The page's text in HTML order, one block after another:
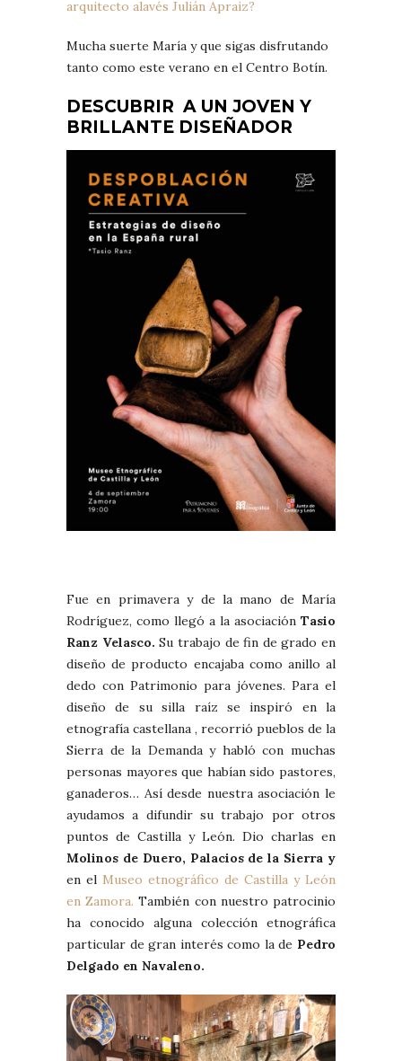
arquitecto alavés Julián Apraiz?
Mucha suerte María y que sigas disfrutando
tanto como este verano en el Centro Botín.
DESCUBRIR A UN JOVEN Y
BRILLANTE DISEÑADOR
Fue en primavera y de la mano de María
Rodríguez, como llegó a la asociación Tasio
Ranz Velasco. Su trabajo de fin de grado en
diseño de producto encajaba como anillo al
dedo con Patrimonio para jóvenes. Para el
diseño de su silla raíz se inspiró en la
etnografía castellana , recorrió pueblos de la
Sierra de la Demanda y habló con muchas
personas mayores que habían sido pastores,
ganaderos… Así desde nuestra asociación le
ayudamos a difundir su trabajo por otros
puntos de Castilla y León. Dio charlas en
Molinos de Duero, Palacios de la Sierra y
en el Museo etnográfico de Castilla y León
en Zamora. También con nuestro patrocinio
ha conocido alguna colección etnográfica
particular de gran interés como la de Pedro
Delgado en Navaleno.